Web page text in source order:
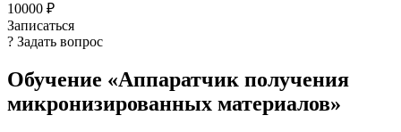
10000 ₽
Записаться
? Задать вопрос
Обучение «Аппаратчик получения
микронизированных материалов»